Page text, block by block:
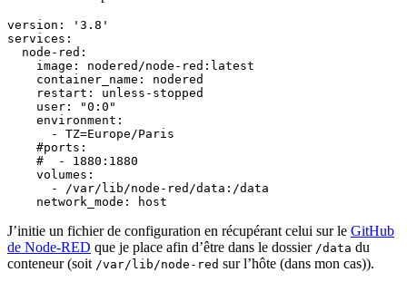
version :
'3.8'
services :
node-red :
image :
nodered/node-red:latest
container_name :
nodered
restart :
unless-stopped
user :
"0:0"
environment :
- TZ=Europe/Paris
#ports:
#  - 1880:1880
volumes :
- /var/lib/node-red/data:/data
network_mode : host
J’initie un fichier de configuration en récupérant celui sur le GitHub
de Node-RED que je place afin d’être dans le dossier /data du
conteneur (soit /var/lib/node-red sur l’hôte (dans mon cas)).